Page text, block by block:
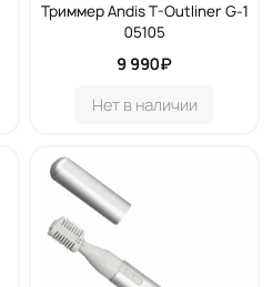
Триммер Andis T-Outliner G-1
05105
9 990₽
Нет в наличии